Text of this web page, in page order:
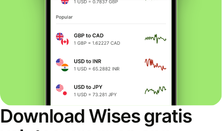
Download Wises gratis